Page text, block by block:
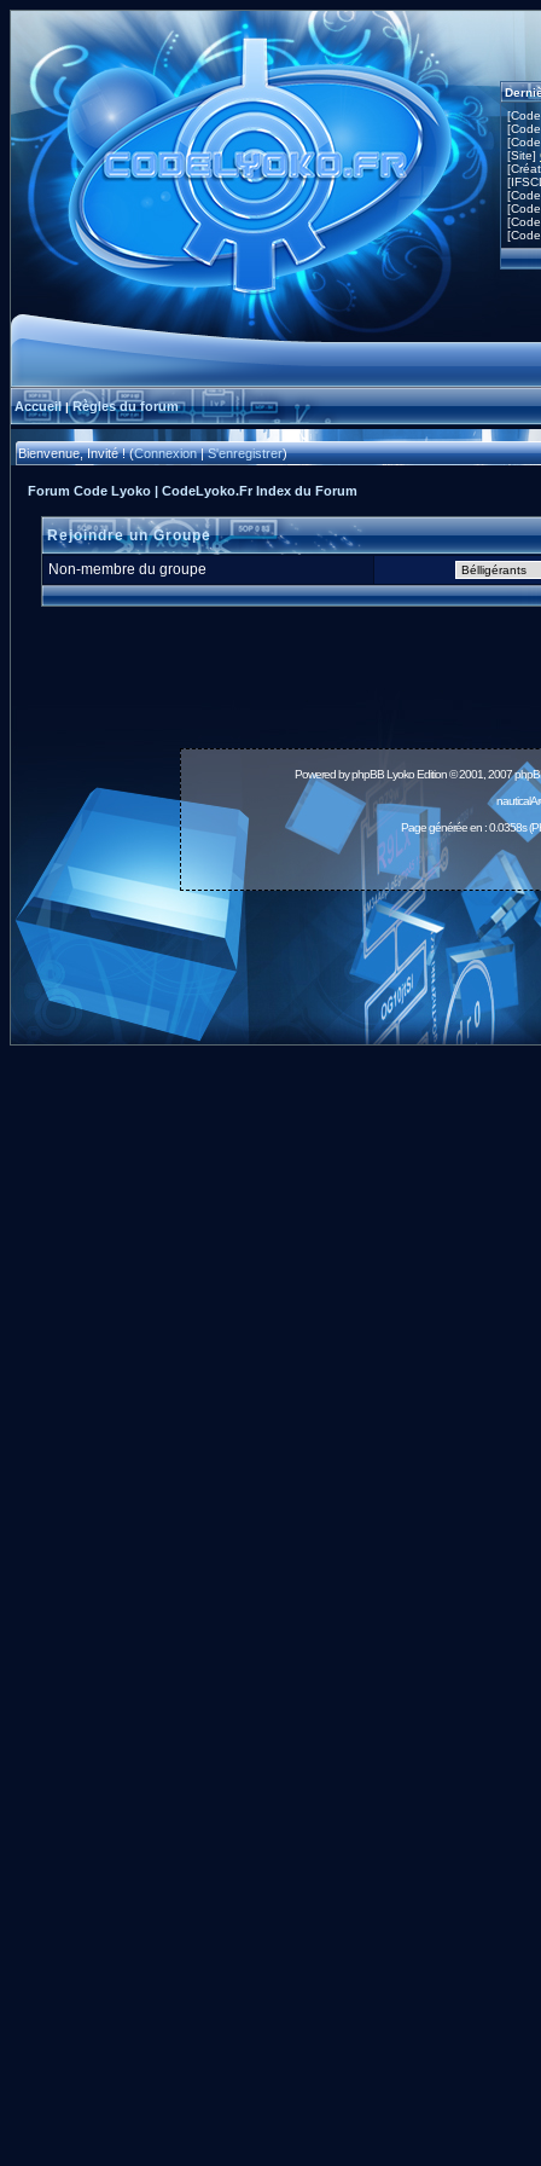
[Site]
Accueil|Règles du forum
Bienvenue, Invité ! (Connexion|S'enregistrer)
Forum Code Lyoko | CodeLyoko.Fr Index du Forum
Rejoindre un Groupe
Non-membre du groupe
Powered byphpBBLyoko Edition © 2001, 2007
Page générée en : 0.0358s